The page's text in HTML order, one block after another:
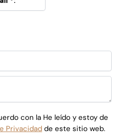
con la He leído y estoy de
Privacidad de este sitio web.